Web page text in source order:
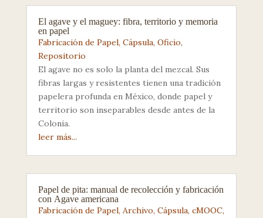
El agave y el maguey: fibra, territorio y memoria
en papel
Fabricación de Papel, Cápsula, Oficio,
Repositorio
El agave no es solo la planta del mezcal. Sus
fibras largas y resistentes tienen una tradición
papelera profunda en México, donde papel y
territorio son inseparables desde antes de la
Colonia.
leer más...
Papel de pita: manual de recolección y fabricación
con Agave americana
Fabricación de Papel, Archivo, Cápsula, cMOOC,